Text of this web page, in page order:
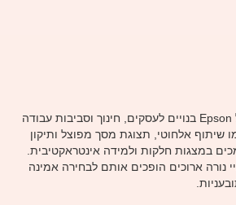
המקרנים המקצועיים של Epson בנויים לעסקים, חינוך וסביבות עבודה
שיתוף אלחוטי, תצוגת מסך מפוצל ותיקון
במצגות חלקות ולמידה אינטראקטיבית.
נורה ארוכים הופכים אותם לבחירה אמינה